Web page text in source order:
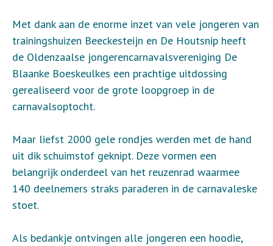
Met dank aan de enorme inzet van vele jongeren van
trainingshuizen Beeckesteijn en De Houtsnip heeft
de Oldenzaalse jongerencarnavalsvereniging De
Blaanke Boeskeulkes een prachtige uitdossing
gerealiseerd voor de grote loopgroep in de
carnavalsoptocht.
Maar liefst 2000 gele rondjes werden met de hand
uit dik schuimstof geknipt. Deze vormen een
belangrijk onderdeel van het reuzenrad waarmee
140 deelnemers straks paraderen in de carnavaleske
stoet.
Als bedankje ontvingen alle jongeren een hoodie,